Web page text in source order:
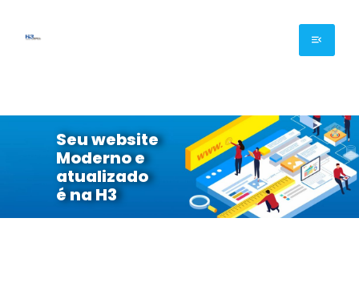
Seu website
Moderno e
atualizado
é na H3